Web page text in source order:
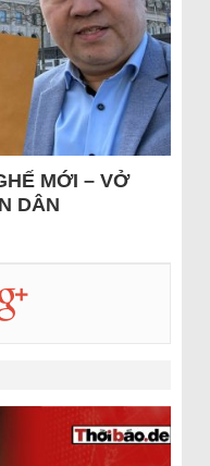
MỚI – VỞ
DÂN